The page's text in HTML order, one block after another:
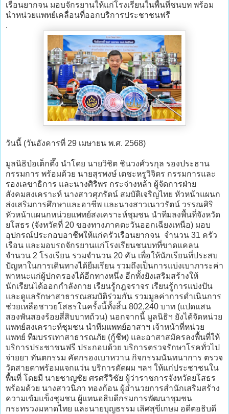
เรือนยากจน มอบจักรยานให้แก่โรงเรียนในพื้นที่ชนบท พร้อม
นำหน่วยแพทย์เคลื่อนที่ออกบริการประชาชนฟรี
.
วันนี้ (วันอังคารที่ 29 เมษายน พ.ศ. 2568)
มูลนิธิป่อเต็กตึ๊ง นำโดย นายวิชิต ชินวงศ์วรกุล รองประธาน
กรรมการ พร้อมด้วย นายสุรพงษ์ เตชะหรูวิจิตร กรรมการและ
รองเลขาธิการ และนางศิริพร กระจ่างหล้า ผู้จัดการฝ่าย
สังคมสงเคราะห์ นางสาวศุภรัตน์ สมบัติเจริญไทย หัวหน้าแผนก
ส่งเสริมการศึกษาและอาชีพ และนางสาวเนาวรัตน์ วรรณศิริ
หัวหน้าแผนกหน่วยแพทย์สงเคราะห์ชุมชน นำทีมลงพื้นที่จังหวัด
ยโสธร (จังหวัดที่ 20 ของทางภาคตะวันออกเฉียงเหนือ) มอบ
อุปกรณ์ประกอบอาชีพให้แก่ครัวเรือนยากจน จำนวน 31 ครัว
เรือน และมอบรถจักรยานแก่โรงเรียนชนบทที่ขาดแคลน
จำนวน 2 โรงเรียน รวมจำนวน 20 คัน เพื่อให้นักเรียนที่ประสบ
ปัญหาในการเดินทางได้ยืมเรียน รวมถึงเป็นการแบ่งเบาภาระค่า
พาหนะแก่ผู้ปกครองได้อีกทางหนึ่ง อีกทั้งยังเสริมสร้างให้
นักเรียนได้ออกกำลังกาย เรียนรู้กฎจราจร เรียนรู้การแบ่งปัน
และดูแลรักษาสาธารณสมบัติร่วมกัน รวมมูลค่าการดำเนินการ
ช่วยเหลือชาวยโสธรในครั้งนี้ทั้งสิ้น 802,240 บาท (แปดแสน
สองพันสองร้อยสี่สิบบาทถ้วน) นอกจากนี้ มูลนิธิฯ ยังได้จัดหน่วย
แพทย์สงเคราะห์ชุมชน นำทีมแพทย์อาสาฯ เจ้าหน้าที่หน่วย
แพทย์ ทีมบรรเทาสาธารณภัย (กู้ชีพ) และอาสาสมัครลงพื้นที่ให้
บริการประชาชนฟรี ประกอบด้วย บริการตรวจรักษาโรคทั่วไป
จ่ายยา ทันตกรรม คัดกรองเบาหวาน กิจกรรมนันทนาการ ตรวจ
วัดสายตาพร้อมแจกแว่น บริการตัดผม ฯลฯ ให้แก่ประชาชนใน
พื้นที่ โดยมี นายชาญชัย ศรศรีวิชัย ผู้ว่าราชการจังหวัดยโสธร
พร้อมด้วย นางสาวนิภา ทองก้อน ผู้อำนวยการสำนักเสริมสร้าง
ความเข้มแข็งชุมชน ผู้แทนอธิบดีกรมการพัฒนาชุมชน
กระทรวงมหาดไทย และนายบุญธรรม เลิศสุขีเกษม อดีตอธิบดี